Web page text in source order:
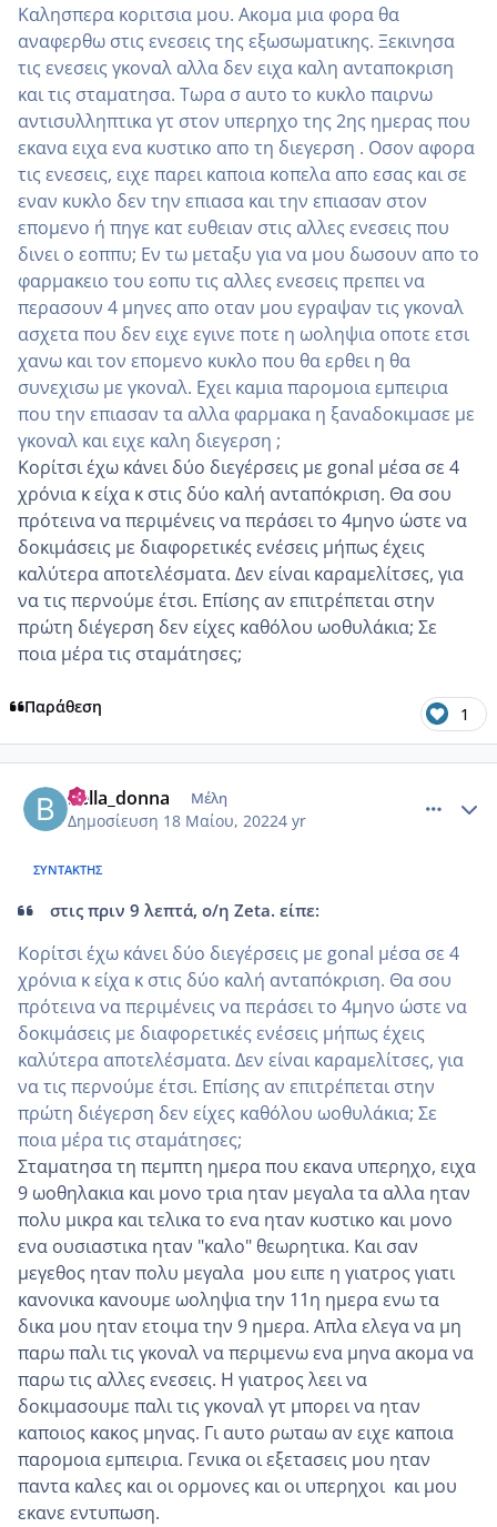
Καλησπερα κοριτσια μου. Ακομα μια φορα θα
αναφερθω στις ενεσεις της εξωσωματικης. Ξεκινησα
τις ενεσεις γκοναλ αλλα δεν ειχα καλη ανταποκριση
και τις σταματησα. Τωρα σ αυτο το κυκλο παιρνω
αντισυλληπτικα γτ στον υπερηχο της 2ης ημερας που
εκανα ειχα ενα κυστικο απο τη διεγερση . Οσον αφορα
τις ενεσεις, ειχε παρει καποια κοπελα απο εσας και σε
εναν κυκλο δεν την επιασα και την επιασαν στον
επομενο ή πηγε κατ ευθειαν στις αλλες ενεσεις που
δινει ο εοππυ; Εν τω μεταξυ για να μου δωσουν απο το
φαρμακειο του εοπυ τις αλλες ενεσεις πρεπει να
περασουν 4 μηνες απο οταν μου εγραψαν τις γκοναλ
ασχετα που δεν ειχε εγινε ποτε η ωοληψια οποτε ετσι
χανω και τον επομενο κυκλο που θα ερθει η θα
συνεχισω με γκοναλ. Εχει καμια παρομοια εμπειρια
που την επιασαν τα αλλα φαρμακα η ξαναδοκιμασε με
γκοναλ και ειχε καλη διεγερση ;
Κορίτσι έχω κάνει δύο διεγέρσεις με gonal μέσα σε 4
χρόνια κ είχα κ στις δύο καλή ανταπόκριση. Θα σου
πρότεινα να περιμένεις να περάσει το 4μηνο ώστε να
δοκιμάσεις με διαφορετικές ενέσεις μήπως έχεις
καλύτερα αποτελέσματα. Δεν είναι καραμελίτσες, για
να τις περνούμε έτσι. Επίσης αν επιτρέπεται στην
πρώτη διέγερση δεν είχες καθόλου ωοθυλάκια; Σε
ποια μέρα τις σταμάτησες;
Παράθεση 1
bella_donna Μέλη
Δημοσίευση 18 Μαίου, 20224 yr
ΣΥΝΤΆΚΤΗΣ
στις πριν 9 λεπτά, ο/η Zeta. είπε:
Κορίτσι έχω κάνει δύο διεγέρσεις με gonal μέσα σε 4
χρόνια κ είχα κ στις δύο καλή ανταπόκριση. Θα σου
πρότεινα να περιμένεις να περάσει το 4μηνο ώστε να
δοκιμάσεις με διαφορετικές ενέσεις μήπως έχεις
καλύτερα αποτελέσματα. Δεν είναι καραμελίτσες, για
να τις περνούμε έτσι. Επίσης αν επιτρέπεται στην
πρώτη διέγερση δεν είχες καθόλου ωοθυλάκια; Σε
ποια μέρα τις σταμάτησες;
Σταματησα τη πεμπτη ημερα που εκανα υπερηχο, ειχα
9 ωοθηλακια και μονο τρια ηταν μεγαλα τα αλλα ηταν
πολυ μικρα και τελικα το ενα ηταν κυστικο και μονο
ενα ουσιαστικα ηταν "καλο" θεωρητικα. Και σαν
μεγεθος ηταν πολυ μεγαλα μου ειπε η γιατρος γιατι
κανονικα κανουμε ωοληψια την 11η ημερα ενω τα
δικα μου ηταν ετοιμα την 9 ημερα. Απλα ελεγα να μη
παρω παλι τις γκοναλ να περιμενω ενα μηνα ακομα να
παρω τις αλλες ενεσεις. Η γιατρος λεει να
δοκιμασουμε παλι τις γκοναλ γτ μπορει να ηταν
καποιος κακος μηνας. Γι αυτο ρωταω αν ειχε καποια
παρομοια εμπειρια. Γενικα οι εξετασεις μου ηταν
παντα καλες και οι ορμονες και οι υπερηχοι και μου
εκανε εντυπωση.